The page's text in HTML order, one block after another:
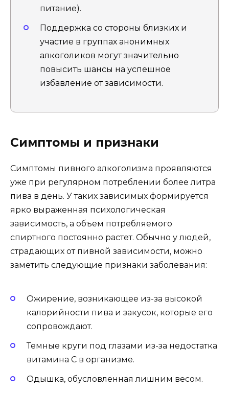
питание).
Поддержка со стороны близких и
участие в группах анонимных
алкоголиков могут значительно
повысить шансы на успешное
избавление от зависимости.
Симптомы и признаки
Симптомы пивного алкоголизма проявляются
уже при регулярном потреблении более литра
пива в день. У таких зависимых формируется
ярко выраженная психологическая
зависимость, а объем потребляемого
спиртного постоянно растет. Обычно у людей,
страдающих от пивной зависимости, можно
заметить следующие признаки заболевания:
Ожирение, возникающее из-за высокой
калорийности пива и закусок, которые его
сопровождают.
Темные круги под глазами из-за недостатка
витамина C в организме.
Одышка, обусловленная лишним весом.